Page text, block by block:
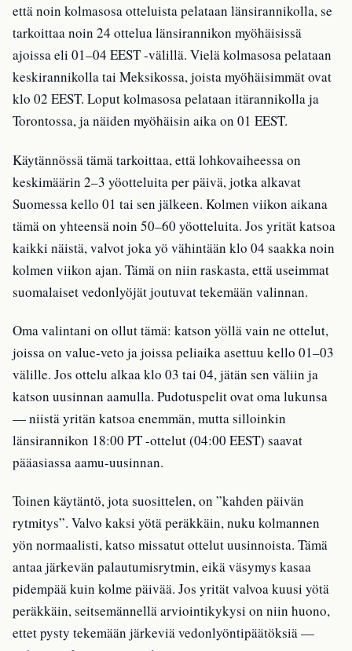
että noin kolmasosa otteluista pelataan länsirannikolla, se
tarkoittaa noin 24 ottelua länsirannikon myöhäisissä
ajoissa eli 01–04 EEST -välillä. Vielä kolmasosa pelataan
keskirannikolla tai Meksikossa, joista myöhäisimmät ovat
klo 02 EEST. Loput kolmasosa pelataan itärannikolla ja
Torontossa, ja näiden myöhäisin aika on 01 EEST.
Käytännössä tämä tarkoittaa, että lohkovaiheessa on
keskimäärin 2–3 yöotteluita per päivä, jotka alkavat
Suomessa kello 01 tai sen jälkeen. Kolmen viikon aikana
tämä on yhteensä noin 50–60 yöotteluita. Jos yrität katsoa
kaikki näistä, valvot joka yö vähintään klo 04 saakka noin
kolmen viikon ajan. Tämä on niin raskasta, että useimmat
suomalaiset vedonlyöjät joutuvat tekemään valinnan.
Oma valintani on ollut tämä: katson yöllä vain ne ottelut,
joissa on value-veto ja joissa peliaika asettuu kello 01–03
välille. Jos ottelu alkaa klo 03 tai 04, jätän sen väliin ja
katson uusinnan aamulla. Pudotuspelit ovat oma lukunsa
— niistä yritän katsoa enemmän, mutta silloinkin
länsirannikon 18:00 PT -ottelut (04:00 EEST) saavat
pääasiassa aamu-uusinnan.
Toinen käytäntö, jota suosittelen, on ”kahden päivän
rytmitys”. Valvo kaksi yötä peräkkäin, nuku kolmannen
yön normaalisti, katso missatut ottelut uusinnoista. Tämä
antaa järkevän palautumisrytmin, eikä väsymys kasaa
pidempää kuin kolme päivää. Jos yrität valvoa kuusi yötä
peräkkäin, seitsemännellä arviointikykysi on niin huono,
ettet pysty tekemään järkeviä vedonlyöntipäätöksiä —